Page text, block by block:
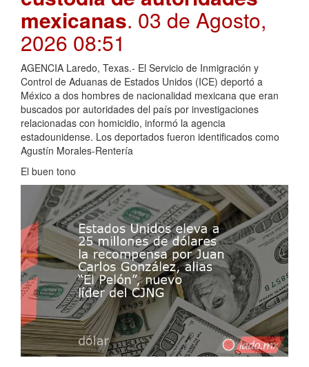
mexicanas. 03 de Agosto,
2026 08:51
AGENCIA Laredo, Texas.- El Servicio de Inmigración y
Control de Aduanas de Estados Unidos (ICE) deportó a
México a dos hombres de nacionalidad mexicana que eran
buscados por autoridades del país por investigaciones
relacionadas con homicidio, informó la agencia
estadounidense. Los deportados fueron identificados como
Agustín Morales-Rentería
El buen tono